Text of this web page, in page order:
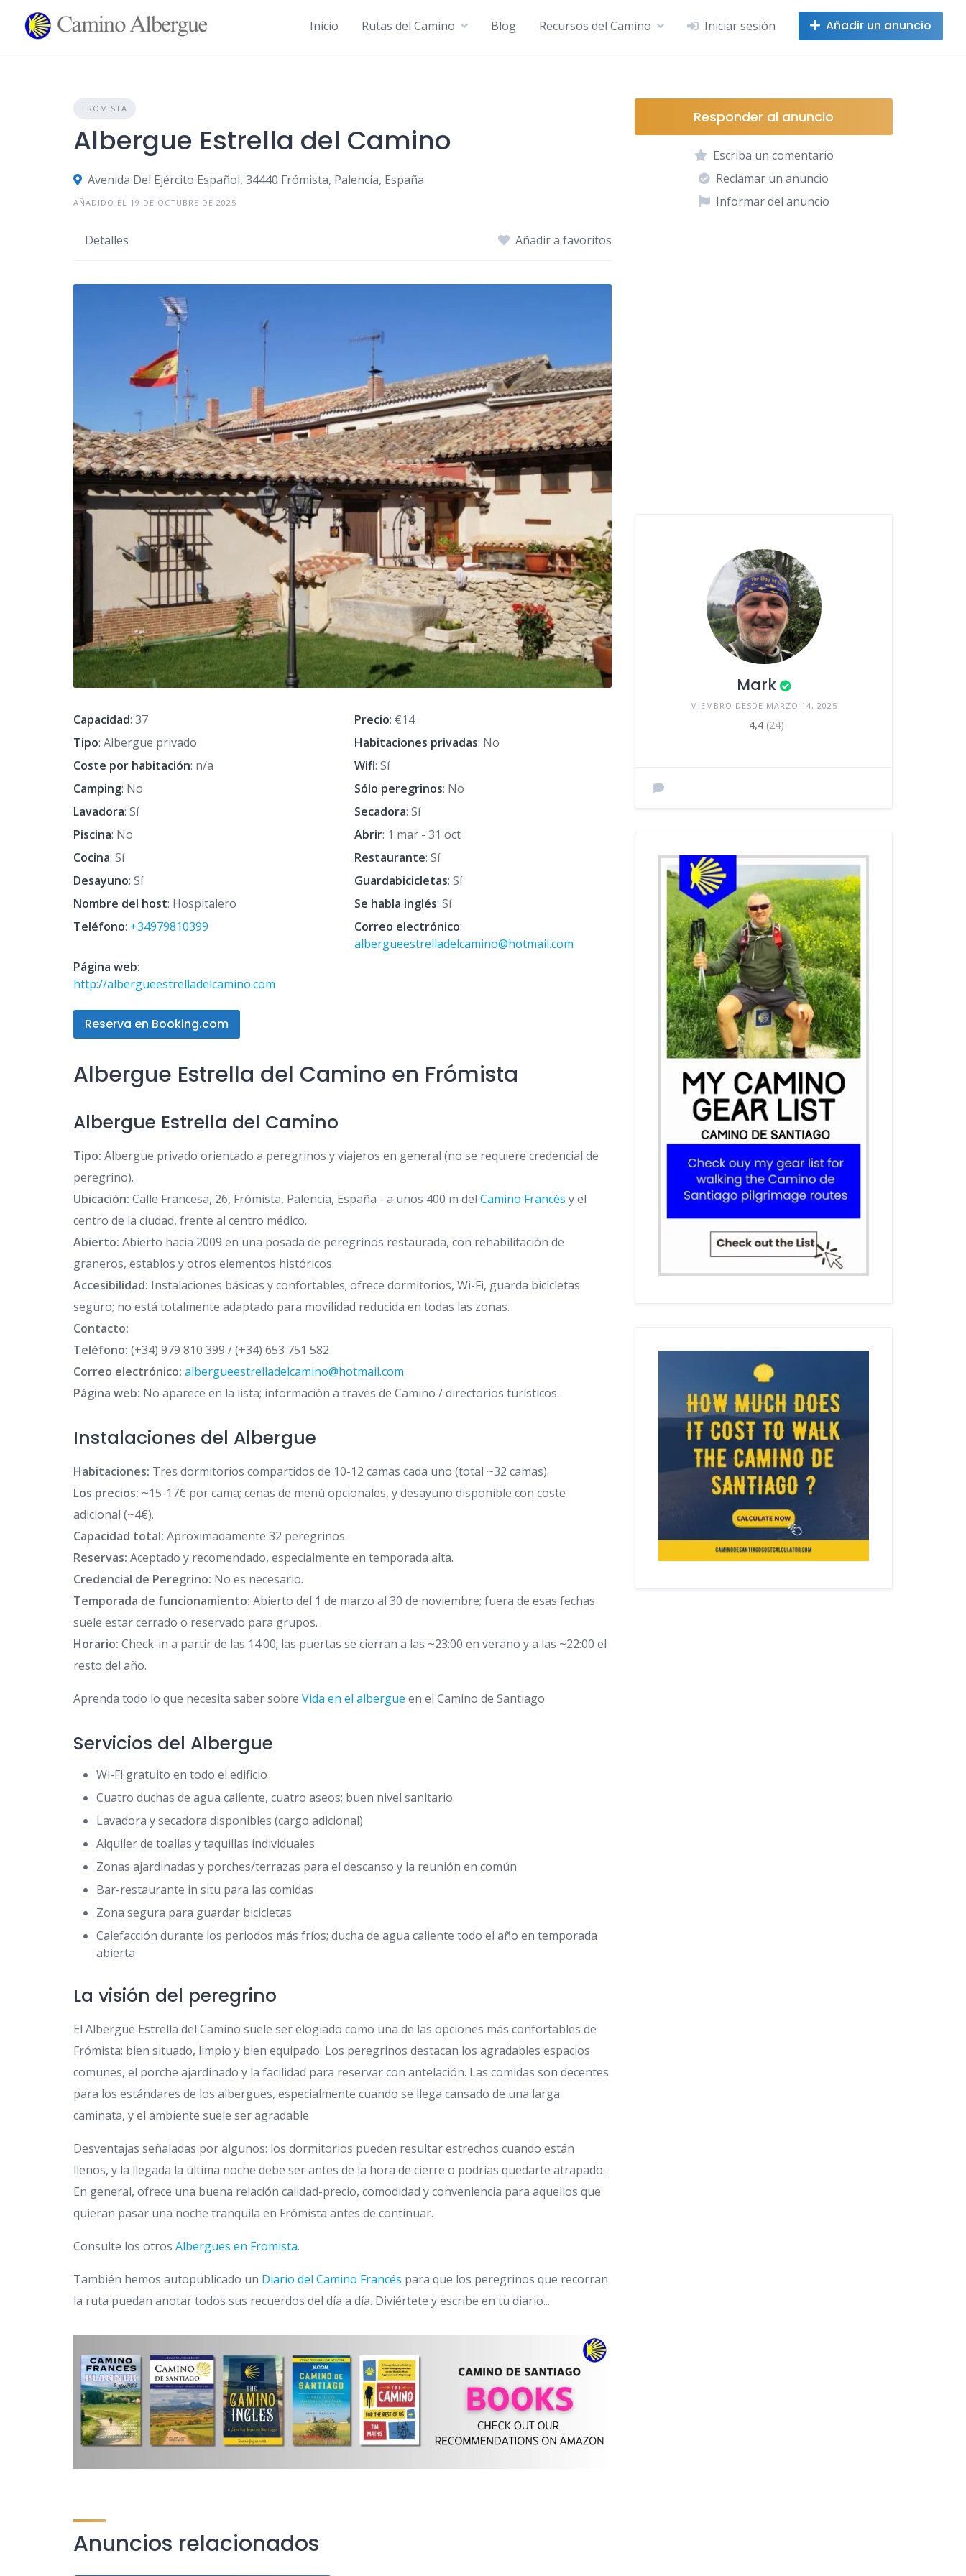
contenido
Inicio Rutas del Camino Blog Recursos del Camino Iniciar sesión Añadir un anuncio
FROMISTA
Albergue Estrella del Camino
Avenida Del Ejército Español, 34440 Frómista, Palencia, España
AÑADIDO EL 19 DE OCTUBRE DE 2025
Detalles Añadir a favoritos
Capacidad: 37 Precio: €14
Tipo: Albergue privado Habitaciones privadas: No
Coste por habitación: n/a Wifi: Sí
Camping: No Sólo peregrinos: No
Lavadora: Sí Secadora: Sí
Piscina: No Abrir: 1 mar - 31 oct
Cocina: Sí Restaurante: Sí
Desayuno: Sí Guardabicicletas: Sí
Nombre del host: Hospitalero Se habla inglés: Sí
Teléfono: +34979810399 Correo electrónico:
albergueestrelladelcamino@hotmail.com
Página web:
http://albergueestrelladelcamino.com
Reserva en Booking.com
Albergue Estrella del Camino en Frómista
Albergue Estrella del Camino
Tipo: Albergue privado orientado a peregrinos y viajeros en general (no se requiere credencial de
peregrino).
Ubicación: Calle Francesa, 26, Frómista, Palencia, España - a unos 400 m del Camino Francés y el
centro de la ciudad, frente al centro médico.
Abierto: Abierto hacia 2009 en una posada de peregrinos restaurada, con rehabilitación de
graneros, establos y otros elementos históricos.
Accesibilidad: Instalaciones básicas y confortables; ofrece dormitorios, Wi-Fi, guarda bicicletas
seguro; no está totalmente adaptado para movilidad reducida en todas las zonas.
Contacto:
Teléfono: (+34) 979 810 399 / (+34) 653 751 582
Correo electrónico: albergueestrelladelcamino@hotmail.com
Página web: No aparece en la lista; información a través de Camino / directorios turísticos.
Instalaciones del Albergue
Habitaciones: Tres dormitorios compartidos de 10-12 camas cada uno (total ~32 camas).
Los precios: ~15-17€ por cama; cenas de menú opcionales, y desayuno disponible con coste
adicional (~4€).
Capacidad total: Aproximadamente 32 peregrinos.
Reservas: Aceptado y recomendado, especialmente en temporada alta.
Credencial de Peregrino: No es necesario.
Temporada de funcionamiento: Abierto del 1 de marzo al 30 de noviembre; fuera de esas fechas
suele estar cerrado o reservado para grupos.
Horario: Check-in a partir de las 14:00; las puertas se cierran a las ~23:00 en verano y a las ~22:00 el
resto del año.
Aprenda todo lo que necesita saber sobre Vida en el albergue en el Camino de Santiago
Servicios del Albergue
Wi-Fi gratuito en todo el edificio
Cuatro duchas de agua caliente, cuatro aseos; buen nivel sanitario
Lavadora y secadora disponibles (cargo adicional)
Alquiler de toallas y taquillas individuales
Zonas ajardinadas y porches/terrazas para el descanso y la reunión en común
Bar-restaurante in situ para las comidas
Zona segura para guardar bicicletas
Calefacción durante los periodos más fríos; ducha de agua caliente todo el año en temporada
abierta
La visión del peregrino
El Albergue Estrella del Camino suele ser elogiado como una de las opciones más confortables de
Frómista: bien situado, limpio y bien equipado. Los peregrinos destacan los agradables espacios
comunes, el porche ajardinado y la facilidad para reservar con antelación. Las comidas son decentes
para los estándares de los albergues, especialmente cuando se llega cansado de una larga
caminata, y el ambiente suele ser agradable.
Desventajas señaladas por algunos: los dormitorios pueden resultar estrechos cuando están
llenos, y la llegada la última noche debe ser antes de la hora de cierre o podrías quedarte atrapado.
En general, ofrece una buena relación calidad-precio, comodidad y conveniencia para aquellos que
quieran pasar una noche tranquila en Frómista antes de continuar.
Consulte los otros Albergues en Fromista.
También hemos autopublicado un Diario del Camino Francés para que los peregrinos que recorran
la ruta puedan anotar todos sus recuerdos del día a día. Diviértete y escribe en tu diario...
Responder al anuncio
Escriba un comentario
Reclamar un anuncio
Informar del anuncio
Mark
MIEMBRO DESDE MARZO 14, 2025
4,4 (24)
Anuncios relacionados